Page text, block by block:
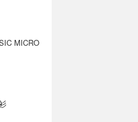
MICRO